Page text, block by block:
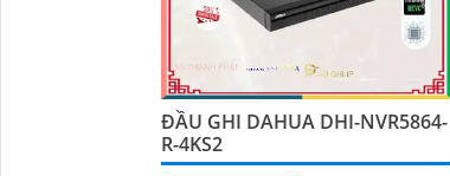
ĐẦU GHI DAHUA DHI-NVR5864-
R-4KS2